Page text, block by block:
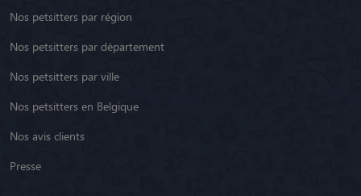
Nos petsitters par région
Nos petsitters par département
Nos petsitters par ville
Nos petsitters en Belgique
Nos avis clients
Presse